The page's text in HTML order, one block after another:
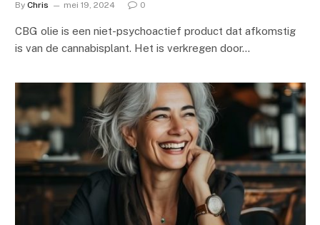
By Chris mei 19, 2024 0
CBG olie is een niet-psychoactief product dat afkomstig
is van de cannabisplant. Het is verkregen door…